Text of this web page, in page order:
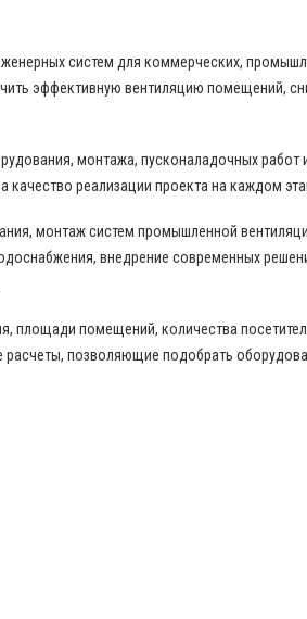
систем для коммерческих,
эффективную вентиляцию помещений,
монтажа, пусконаладочных
качество реализации проекта на каждом
монтаж систем промышленной
внедрение современных
помещений, количества
позволяющие подобрать